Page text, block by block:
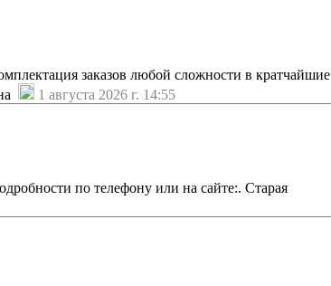
заказов любой сложности в кратчайшие
1 августа 2026 г. 14:55
по телефону или на сайте:. Старая